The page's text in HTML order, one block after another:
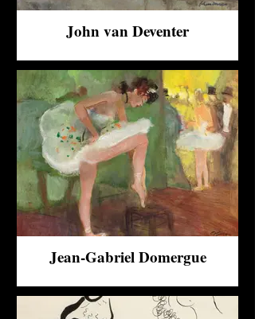
John van Deventer
Jean-Gabriel Domergue